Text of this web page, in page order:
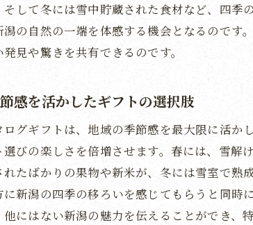
新潟
心に
そして冬には雪中貯蔵された食材など、四
潟の自然の一端を体感する機会となるので
見や驚きを共有できるのです。
感を活かしたギフトの選択肢
ログギフトは、地域の季節感を最大限に活
びの楽しさを倍増させます。春には、雪解
れたばかりの果物や新米が、冬には雪室で
に新潟の四季の移ろいを感じてもらうと同
にはない新潟の魅力を伝えることができ、